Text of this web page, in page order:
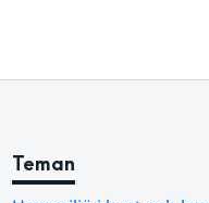
Teman